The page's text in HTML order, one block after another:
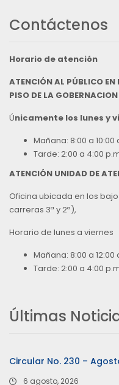
Contáctenos
Horario de atención
ATENCIÓN AL PÚBLICO
PISO DE LA GOBERNACION
Únicamente los lunes y
Mañana: 8:00 a 10:00
Tarde: 2:00 a 4:00
ATENCIÓN UNIDAD DE
Oficina ubicada en los
carreras 3ª y 2ª),
Horario de lunes a viernes
Mañana: 8:00 a 12:00
Tarde: 2:00 a 4:00
Últimas
Circular No. 230 –
6 agosto, 2026